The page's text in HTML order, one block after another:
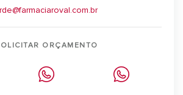
ORÇAMENTO